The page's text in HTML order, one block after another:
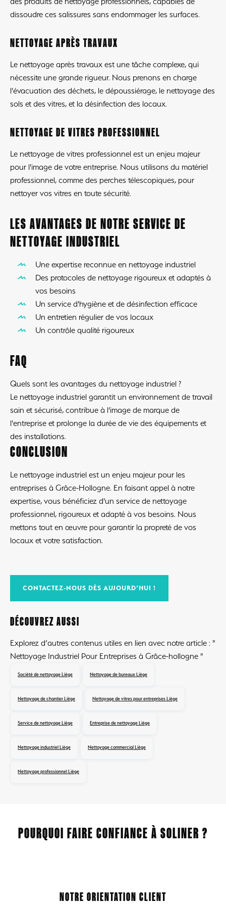
dissoudre ces salissures sans endommager les surfaces.
NETTOYAGE APRÈS TRAVAUX
Le nettoyage après travaux est une tâche complexe, qui
nécessite une grande rigueur. Nous prenons en charge
l'évacuation des déchets, le dépoussiérage, le nettoyage des
sols et des vitres, et la désinfection des locaux.
NETTOYAGE DE VITRES PROFESSIONNEL
Le nettoyage de vitres professionnel est un enjeu majeur
pour l'image de votre entreprise. Nous utilisons du matériel
professionnel, comme des perches télescopiques, pour
nettoyer vos vitres en toute sécurité.
LES AVANTAGES DE NOTRE SERVICE DE
NETTOYAGE INDUSTRIEL
Une expertise reconnue en nettoyage industriel
Des protocoles de nettoyage rigoureux et adaptés à
vos besoins
Un service d'hygiène et de désinfection efficace
Un entretien régulier de vos locaux
Un contrôle qualité rigoureux
FAQ
Quels sont les avantages du nettoyage industriel ?
Le nettoyage industriel garantit un environnement de travail
sain et sécurisé, contribue à l'image de marque de
l'entreprise et prolonge la durée de vie des équipements et
des installations.
CONCLUSION
Le nettoyage industriel est un enjeu majeur pour les
entreprises à Grâce-Hollogne. En faisant appel à notre
expertise, vous bénéficiez d'un service de nettoyage
professionnel, rigoureux et adapté à vos besoins. Nous
mettons tout en œuvre pour garantir la propreté de vos
locaux et votre satisfaction.
CONTACTEZ-NOUS DÈS AUJOURD’HUI !
DÉCOUVREZ AUSSI
Explorez d’autres contenus utiles en lien avec notre article : "
Nettoyage Industriel Pour Entreprises à Grâce-hollogne "
Société de nettoyage Liège Nettoyage de bureaux Liège
Nettoyage de chantier Liège Nettoyage de vitres pour entreprises Liège
Service de nettoyage Liège Entreprise de nettoyage Liège
Nettoyage industriel Liège Nettoyage commercial Liège
Nettoyage professionnel Liège
POURQUOI FAIRE CONFIANCE À SOLINER ?
NOTRE ORIENTATION CLIENT